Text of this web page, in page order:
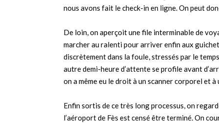
nous avons fait le check-in en ligne. On peut
De loin, on aperçoit une file interminable de
marcher au ralenti pour arriver enfin aux
discrètement dans la foule, stressés par le
autre demi-heure d’attente se profile avant
on a même eu le droit à un scanner corporel et
Enfin sortis de ce très long processus, on
l’aéroport de Fès est censé être terminé. On